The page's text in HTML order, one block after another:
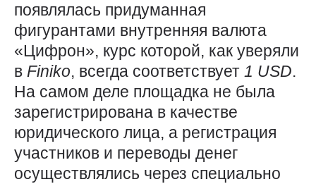
появлялась придуманная
фигурантами внутренняя валюта
«Цифрон», курс которой, как уверяли
в Finiko, всегда соответствует 1 USD.
На самом деле площадка не была
зарегистрирована в качестве
юридического лица, а регистрация
участников и переводы денег
осуществлялись через специально